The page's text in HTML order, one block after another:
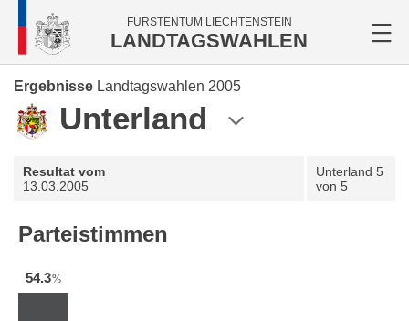
FÜRSTENTUM LIECHTENSTEIN
LANDTAGSWAHLEN
Ergebnisse Landtagswahlen 2005
Unterland
Resultat vom
13.03.2005
Unterland 5
von 5
Parteistimmen
54.3%